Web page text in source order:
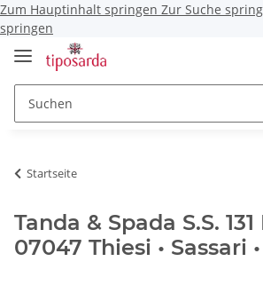
Zum Hauptinhalt springen Zur Suche
springen
Startseite
Tanda & Spada S.S. 131
07047 Thiesi • Sassari